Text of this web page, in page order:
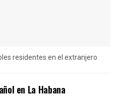
residentes en el extranjero
en La Habana